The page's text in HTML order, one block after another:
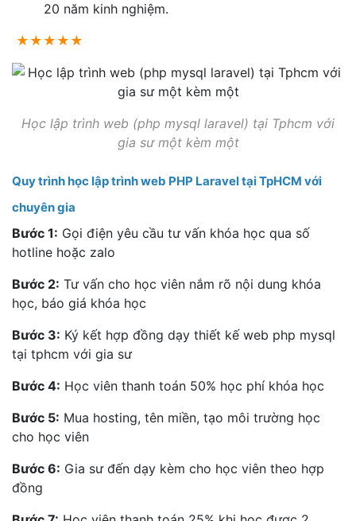
20 năm kinh nghiệm.
★★★★★
Học lập trình web (php mysql laravel) tại Tphcm với
gia sư một kèm một
Quy trình học lập trình web PHP Laravel tại TpHCM với
chuyên gia
Bước 1: Gọi điện yêu cầu tư vấn khóa học qua số
hotline hoặc zalo
Bước 2: Tư vấn cho học viên nắm rõ nội dung khóa
học, báo giá khóa học
Bước 3: Ký kết hợp đồng dạy thiết kế web php mysql
tại tphcm với gia sư
Bước 4: Học viên thanh toán 50% học phí khóa học
Bước 5: Mua hosting, tên miền, tạo môi trường học
cho học viên
Bước 6: Gia sư đến dạy kèm cho học viên theo hợp
đồng